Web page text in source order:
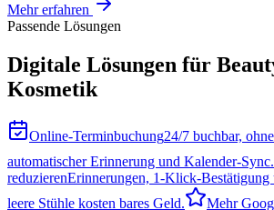
Mehr erfahren
Passende Lösungen
Digitale Lösungen für
Kosmetik
Online-Terminbuchung24/7 buchbar,
automatischer Erinnerung und Kalender-Sync.
reduzierenErinnerungen, 1-Klick-
leere Stühle kosten bares Geld.
Mehr